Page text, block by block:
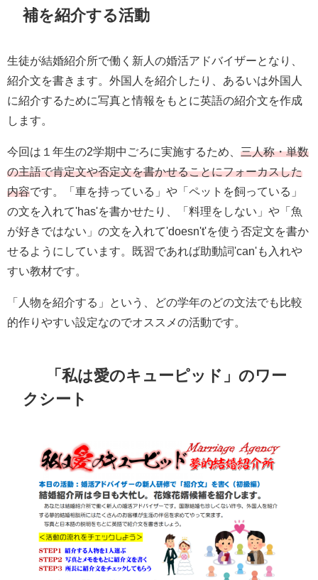
補を紹介する活動
生徒が結婚紹介所で働く新人の婚活アドバイザーとなり、
紹介文を書きます。外国人を紹介したり、あるいは外国人
に紹介するために写真と情報をもとに英語の紹介文を作成
します。
今回は１年生の2学期中ごろに実施するため、 三人称・単数
の主語で肯定文や否定文を書かせることにフォーカスした
内容です。「車を持っている」や「ペットを飼っている」
の文を入れて'has'を書かせたり、「料理をしない」や「魚
が好きではない」の文を入れて'doesn't'を使う否定文を書か
せるようにしています。既習であれば助動詞'can'も入れや
すい教材です。
「人物を紹介する」という、どの学年のどの文法でも比較
的作りやすい設定なのでオススメの活動です。
「私は愛のキューピッド」のワー
クシート